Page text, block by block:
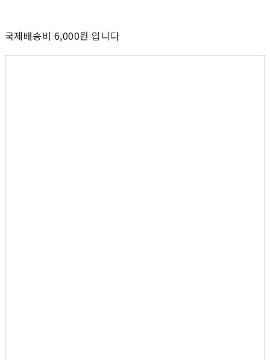
국제배송비 6,000원 입니다